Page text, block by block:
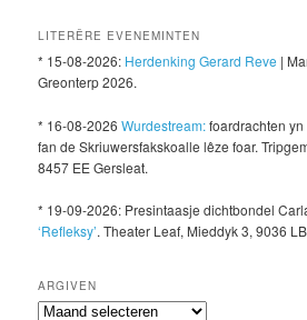
LITERÊRE EVENEMINTEN
* 15-08-2026: Herdenking Gerard Reve |
Greonterp 2026.
* 16-08-2026Wurdestream:foardrachten
fan de Skriuwersfakskoalle lêze foar.
8457 EE Gersleat.
* 19-09-2026: Presintaasje dichtbondel
‘Refleksy’. Theater Leaf, Mieddyk 3, 9036
ARGIVEN
Argiven